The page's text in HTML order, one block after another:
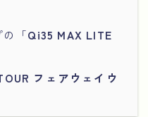
「Qi35 MAX LITE
フェアウェイウ